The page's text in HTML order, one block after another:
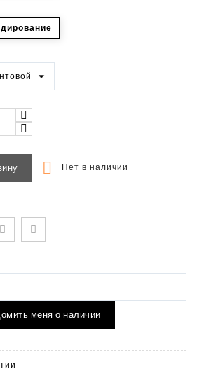
 Нет в наличии
меня о наличии